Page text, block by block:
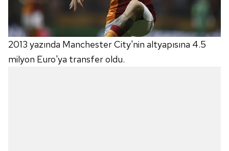
2013 yazında Manchester City'nin altyapısına 4.5
milyon Euro'ya transfer oldu.